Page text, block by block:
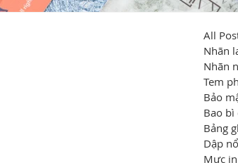
All
Nhãn
Nhãn
Tem
Bảo
Bao bì
Bảng
Dập
Mực